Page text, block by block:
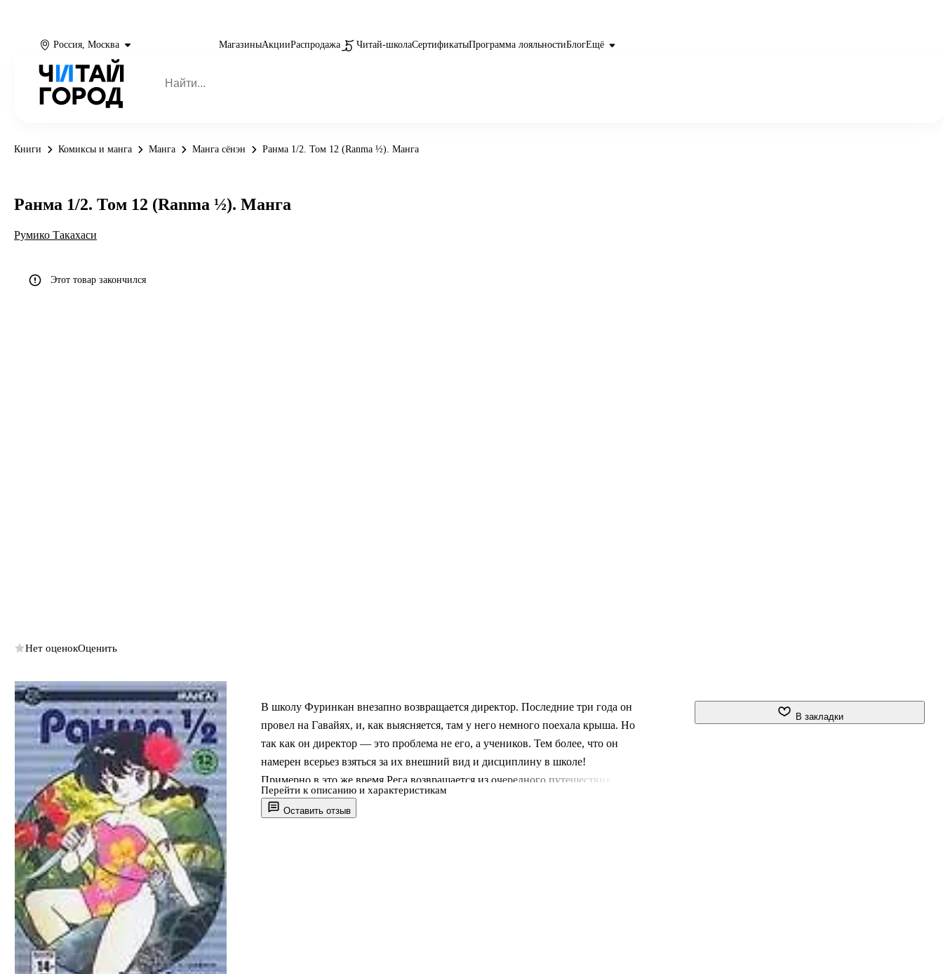
Россия, Москва МагазиныАкцииРаспродажа Читай-школаСертификатыПрограмма лояльностиБлогЕщё
Книги Комиксы и манга Манга Манга сёнэн Ранма 1/2. Том 12 (Ranma ½). Манга
Оставить отзыв
В школу Фуринкан внезапно возвращается директор. Последние три года он
провел на Гавайях, и, как выясняется, там у него немного поехала крыша. Но
так как он директор — это проблема не его, а учеников. Тем более, что он
намерен всерьез взяться за их внешний вид и дисциплину в школе!
Примерно в это же время Рега возвращается из очередного путешествия. И
на этот раз он всерьез намерен признаться Акане-сан в своих чувствах. Ему
надоела роль домашнего животного! Но теперь ничто не сможет помешать
Перейти к описанию и характеристикам
Ранма 1/2. Том 12 (Ranma ½). Манга
Румико Такахаси
Этот товар закончился
Нет оценокОценить
В закладки